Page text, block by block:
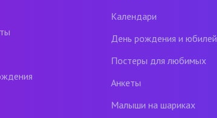
Календари
День рождения и юбилей
Постеры для любимых
Анкеты
Малыши на шариках